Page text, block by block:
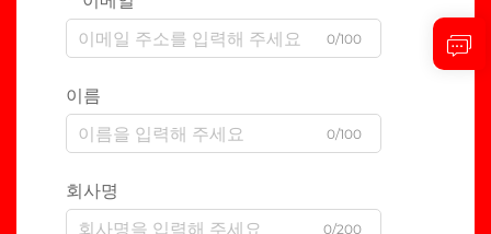
0/100
이름
0/100
회사명
0/200